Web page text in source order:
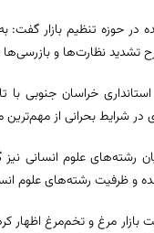
در حوزه تنظیم بازار
نظارت‌ها و
خراسان جنوبی
در شرایط بحرانی از
رشته‌های علوم انسانی نیز
ظرفیت رشته‌های علوم
بازار مرغ و تخم‌مرغ